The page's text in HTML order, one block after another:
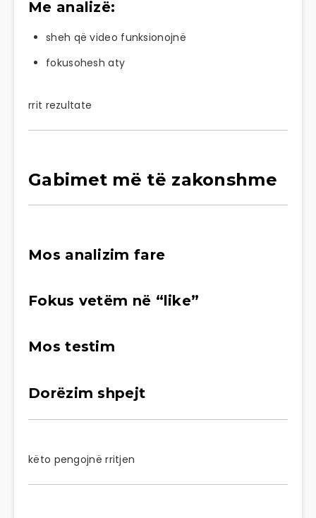
Me analizë:
sheh që video funksionojnë
fokusohesh aty
rrit rezultate
Gabimet më të zakonshme
Mos analizim fare
Fokus vetëm në “like”
Mos testim
Dorëzim shpejt
këto pengojnë rritjen